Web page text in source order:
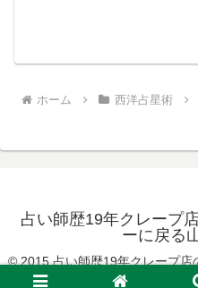
ホーム 西洋占星術
占い師歴19年クレープ
ーに戻る
© 2015 占い師歴19年クレープ店
山田